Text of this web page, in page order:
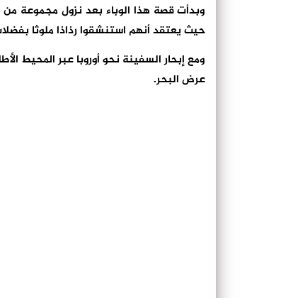
وبدأت قصة هذا الوباء بعد نزول مجموعة من
حيث يعتقد أنهم استنشقوا رذاذا ملوثا
ومع إبحار السفينة نحو أوروبا عبر المحيط
عرض البحر.